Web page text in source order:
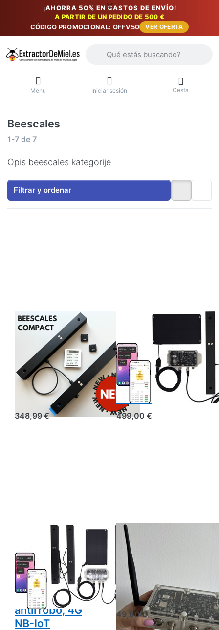
¡AHORRA 50% EN GASTOS DE ENVÍO!
A PARTIR DE UN PEDIDO DE 500 €
CÓDIGO PROMOCIONAL: OFFV50
VER OFERTA
Menu Iniciar sesión Cesta
Beescales
Resultados de la búsqueda:
1-7 de 7
Opis beescales kategorije
Filtrar y ordenar
BEESCALES
Báscula
Beescales
Compact para
una colmena con
pantalla
inalámbrica
348,99 €
monitorización
de una colmena
+ GPS y alarma
antirrobo, 4G
NB-IoT
499,00 €
Báscula para
colmenas para
monitorizar dos
colmenas + GPS
y alarma
antirrobo, 4G
NB-IoT
BEESCALES
Antena GSM
externa para
lugares con
mala cobertura
móvil
49,00 €